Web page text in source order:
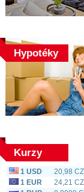
Hypotéky
Kurzy
1 USD
20,98
1 EUR
24,21